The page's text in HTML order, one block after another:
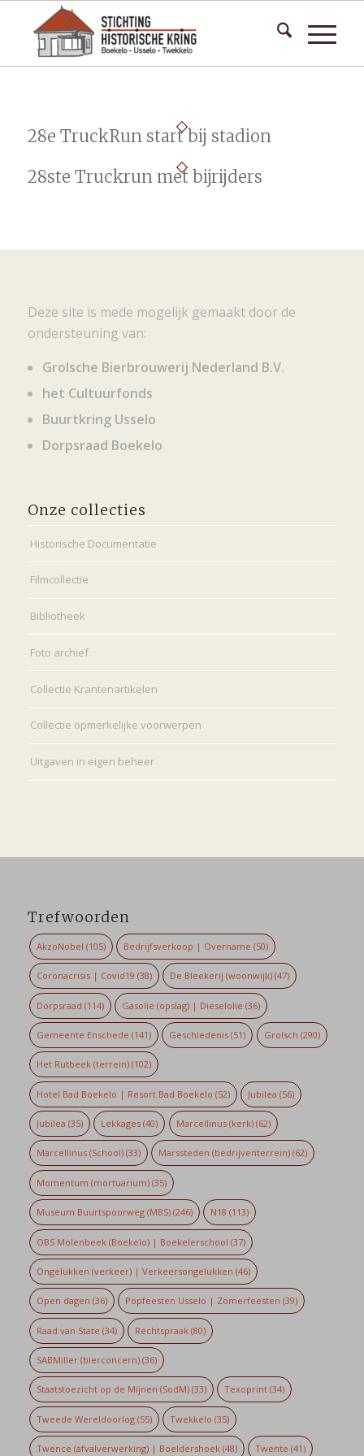
28e TruckRun start bij stadion
28ste Truckrun met bijrijders
Deze site is mede mogelijk gemaakt door de
ondersteuning van:
Grolsche Bierbrouwerij Nederland B.V.
het Cultuurfonds
Buurtkring Usselo
Dorpsraad Boekelo
Onze collecties
Historische Documentatie
Filmcollectie
Bibliotheek
Foto archief
Collectie Krantenartikelen
Collectie opmerkelijke voorwerpen
Uitgaven in eigen beheer
Trefwoorden
AkzoNobel (105) Bedrijfsverkoop | Overname (50)
Coronacrisis | Covid19 (38) De Bleekerij (woonwijk) (47)
Dorpsraad (114) Gasolie (opslag) | Dieselolie (36)
Gemeente Enschede (141) Geschiedenis (51) Grolsch (290)
Het Rutbeek (terrein)(102)
Hotel Bad Boekelo | Resort Bad Boekelo (52) Jubilea (56)
Jubilea (35) Lekkages (40) Marcellinus (kerk)(62)
Marcellinus (School)(33) Marssteden (bedrijventerrein) (62)
Momentum (mortuarium)(35)
Museum Buurtspoorweg (MBS)(246) N18 (113)
OBS Molenbeek (Boekelo) | Boekelerschool (37)
Ongelukken (verkeer) | Verkeersongelukken (46)
Open dagen (36) Popfeesten Usselo | Zomerfeesten (39)
Raad van State (34) Rechtspraak (80)
SABMiller (bierconcern)(36)
Staatstoezicht op de Mijnen (SodM)(33) Texoprint (34)
Tweede Wereldoorlog(55) Twekkelo (35)
Twence (afvalverwerking) | Boeldershoek(48) Twente (41)